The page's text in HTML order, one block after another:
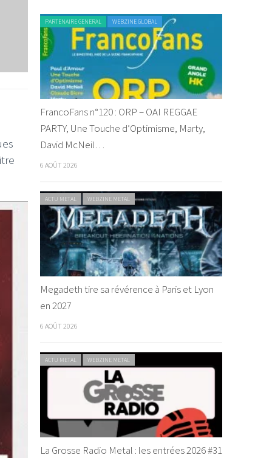
PARTENAIRE GENERAL WEBZINE GLOBAL
FrancoFans n°120 : ORP – OAI REGGAE
PARTY, Une Touche d’Optimisme, Marty,
David McNeil…
6 AOÛT 2026
ACTU METAL WEBZINE METAL
Megadeth tire sa révérence à Paris et Lyon
en 2027
6 AOÛT 2026
ACTU METAL WEBZINE METAL
La Grosse Radio Metal : les entrées 2026 #31